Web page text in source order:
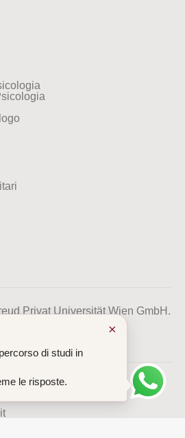
Privat Universität Wien GmbH.
×
di studi in
le risposte.